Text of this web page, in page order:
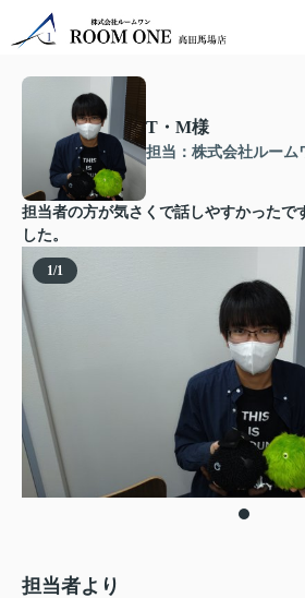
T・M様
担当：株式会社ルーム
担当者の方が気さくで話しやすかったで
した。
1/1
担当者より